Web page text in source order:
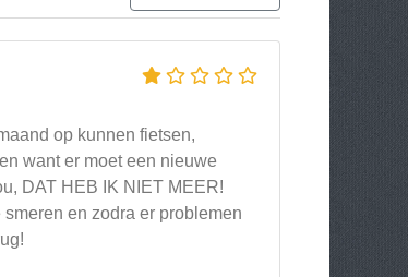
op kunnen fietsen,
want er moet een nieuwe
DAT HEB IK NIET MEER!
en zodra er problemen